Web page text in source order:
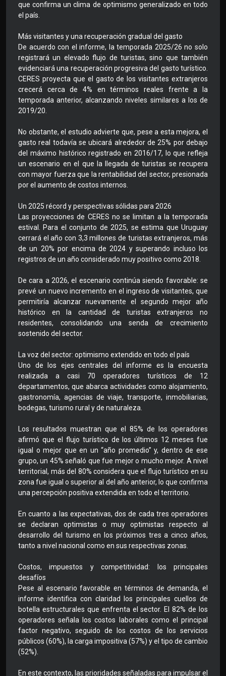
que confirma un clima de optimismo generalizado en todo
el país.
Más visitantes y una recuperación gradual del gasto
De acuerdo con el informe, la temporada 2025/26 no solo
registrará un elevado flujo de turistas, sino que también
evidenciará una recuperación progresiva del gasto turístico.
CERES proyecta que el gasto de los visitantes extranjeros
crecerá cerca de 4% en términos reales frente a la
temporada anterior, alcanzando niveles similares a los de
2019/20.
No obstante, el estudio advierte que, pese a esta mejora, el
gasto real todavía se ubicará alrededor de 25% por debajo
del máximo histórico registrado en 2016/17, lo que refleja
un escenario en el que la llegada de turistas se recupera
con mayor fuerza que la rentabilidad del sector, presionada
por el aumento de costos internos.
Un 2025 récord y perspectivas sólidas para 2026
Las proyecciones de CERES no se limitan a la temporada
estival. Para el conjunto de 2025, se estima que Uruguay
cerrará el año con 3,3 millones de turistas extranjeros, más
de un 20% por encima de 2024 y superando incluso los
registros de un año considerado muy positivo como 2018.
De cara a 2026, el escenario continúa siendo favorable: se
prevé un nuevo incremento en el ingreso de visitantes, que
permitiría alcanzar nuevamente el segundo mejor año
histórico en la cantidad de turistas extranjeros no
residentes, consolidando una senda de crecimiento
sostenido del sector.
La voz del sector: optimismo extendido en todo el país
Uno de los ejes centrales del informe es la encuesta
realizada a casi 70 operadores turísticos de 12
departamentos, que abarca actividades como alojamiento,
gastronomía, agencias de viaje, transporte, inmobiliarias,
bodegas, turismo rural y de naturaleza.
Los resultados muestran que el 85% de los operadores
afirmó que el flujo turístico de los últimos 12 meses fue
igual o mejor que en un “año promedio” y, dentro de ese
grupo, un 45% señaló que fue mejor o mucho mejor. A nivel
territorial, más del 80% considera que el flujo turístico en su
zona fue igual o superior al del año anterior, lo que confirma
una percepción positiva extendida en todo el territorio.
En cuanto a las expectativas, dos de cada tres operadores
se declaran optimistas o muy optimistas respecto al
desarrollo del turismo en los próximos tres a cinco años,
tanto a nivel nacional como en sus respectivas zonas.
Costos, impuestos y competitividad: los principales
desafíos
Pese al escenario favorable en términos de demanda, el
informe identifica con claridad los principales cuellos de
botella estructurales que enfrenta el sector. El 82% de los
operadores señala los costos laborales como el principal
factor negativo, seguido de los costos de los servicios
públicos (60%), la carga impositiva (57%) y el tipo de cambio
(52%).
En este contexto, las prioridades señaladas para impulsar el